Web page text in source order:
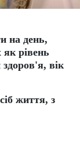
на день,
як рівень
здоров'я, вік
життя, з